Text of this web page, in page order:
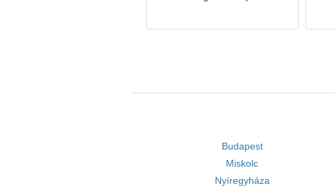
Budapest
Miskolc
Nyíregyháza